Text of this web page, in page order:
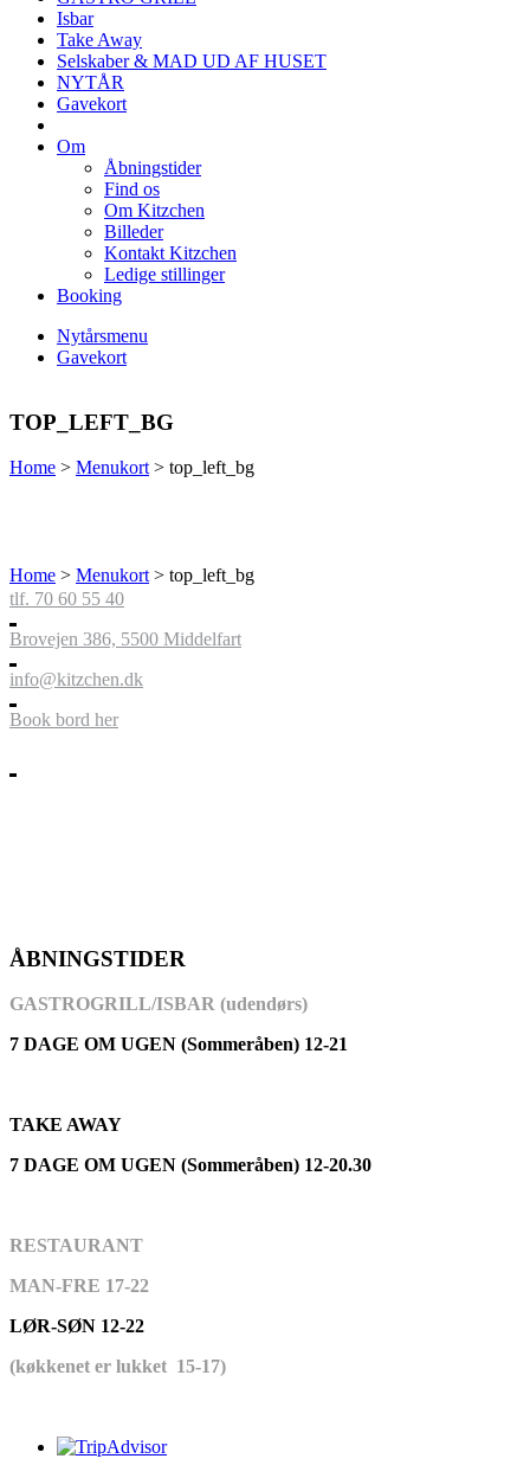
Isbar
Take Away
Selskaber & MAD UD AF HUSET
NYTÅR
Gavekort
Om
Åbningstider
Find os
Om Kitzchen
Billeder
Kontakt Kitzchen
Ledige stillinger
Booking
Nytårsmenu
Gavekort
TOP_LEFT_BG
Home > Menukort> top_left_bg
Home > Menukort > top_left_bg
tlf. 70 60 55 40
Brovejen 386, 5500 Middelfart
info@kitzchen.dk
Book bord her
ÅBNINGSTIDER
GASTROGRILL/ISBAR (udendørs)
7 DAGE OM UGEN (Sommeråben) 12-21
TAKE AWAY
7 DAGE OM UGEN (Sommeråben) 12-20.30
RESTAURANT
MAN-FRE 17-22
LØR-SØN 12-22
(køkkenet er lukket 15-17)